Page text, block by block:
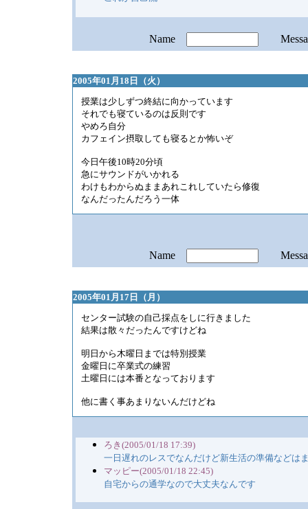
Name
2005年01月18日（火）
授業は少しずつ終結に向かっています
それでも寝ているのは反則です
やめろ自分
カフェイン摂取しても寝るとか怖いぞ
今日午後10時20分頃
急にサウンドがいかれる
わけもわからぬままあれこれしていたら修復
なんだったんだろう一体
Name
2005年01月17日（月）
センター試験の自己採点をしに行きました
結果は散々だったんですけどね
明日から木曜日までは特別授業
金曜日に卒業式の練習
土曜日には本番となっております
他に書く事あまりないんだけどね
ろき(2005/01/18 17:39)
一日遅れのレスでなんだけど新生活の準備などは
マッピー(2005/01/18 22:45)
自宅からの通学なので大丈夫なんです